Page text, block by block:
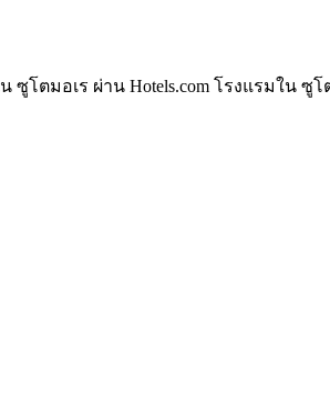
ตมอเร ผ่าน Hotels.com โรงแรมใน ซู